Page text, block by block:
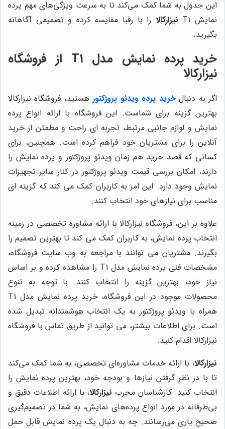
این جدول به شما کمک می‌کند تا به سرعت ویژگی‌های مهم پرده
نمایش T1
نیزارکالا را با رقبا مقایسه کرده و تصمیمی آگاهانه
بگیرید.
خرید پرده نمایش مدل T1 از فروشگاه
نیزارکالا
اگر به دنبالخرید پرده ویدئو پروژکتور هستید، فروشگاه نیزارکالا
بهترین گزینه برای شماست. این فروشگاه با ارائه انواع پرده
نمایش و لوازم جانبی مرتبط، تجربه ای راحت و مطمئن از خرید
آنلاین را برای مشتریان خود فراهم کرده است. همچنین، برای
کسانی که قصد خرید هم زمان ویدئو پروژکتور و پرده نمایش را
دارند، امکان بررسی قیمت ویدئو پروژکتور در کنار سایر تجهیزات
نمایش وجود دارد. این امر به کاربران کمک می کند که گزینه ای
مناسب برای نیازهای خود انتخاب کنند.
علاوه بر این، فروشگاه نیزارکالا با ارائه مشاوره تخصصی در زمینه
انتخاب پرده نمایش، به کاربران کمک می کند تا بهترین تصمیم را
بگیرند. مشتریان می توانند با مراجعه به وب سایت فروشگاه،
مشخصات فنی پرده نمایش مدل T1 را مشاهده کرده و بر اساس
نیاز خود، بهترین گزینه را انتخاب کنند. با توجه به تنوع
محصولات موجود در این فروشگاه، خرید پرده نمایش مدل T1
همراه با ویدئو پروژکتور به یک انتخاب هوشمندانه تبدیل شده
است. برای اطلاعات بیشتر، می توانید از طریق تماس با فروشگاه
نیزارکالا اقدام کنید.
نیزارکالا، با ارائه خدمات مشاوره‌ای تخصصی، به شما کمک می‌کند
تا با در نظر گرفتن نیازها و بودجه خود، بهترین پرده نمایش را
انتخاب کنید. کارشناسان مجرب نیزارکالا، با ارائه اطلاعات دقیق و
بی‌طرفانه در مورد انواع پرده‌های نمایش، به شما در تصمیم‌گیری
صحیح یاری می‌رسانند. چه به دنبال یک پرده نمایش قابل حمل